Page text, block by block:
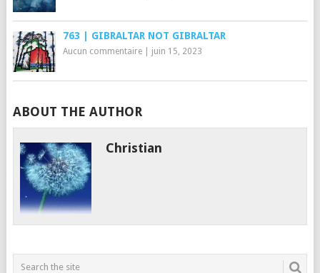
763 | GIBRALTAR NOT GIBRALTAR
Aucun commentaire| juin 15, 2023
ABOUT THE AUTHOR
Christian